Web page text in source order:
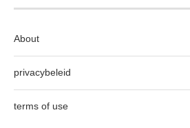
About
privacybeleid
terms of use